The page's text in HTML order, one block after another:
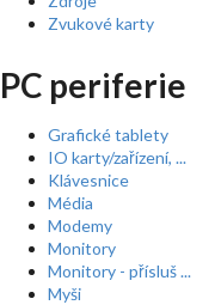
Zvukové karty
PC periferie
Grafické tablety
IO karty/zařízení, ...
Klávesnice
Média
Modemy
Monitory
Monitory - přísluš ...
Myši